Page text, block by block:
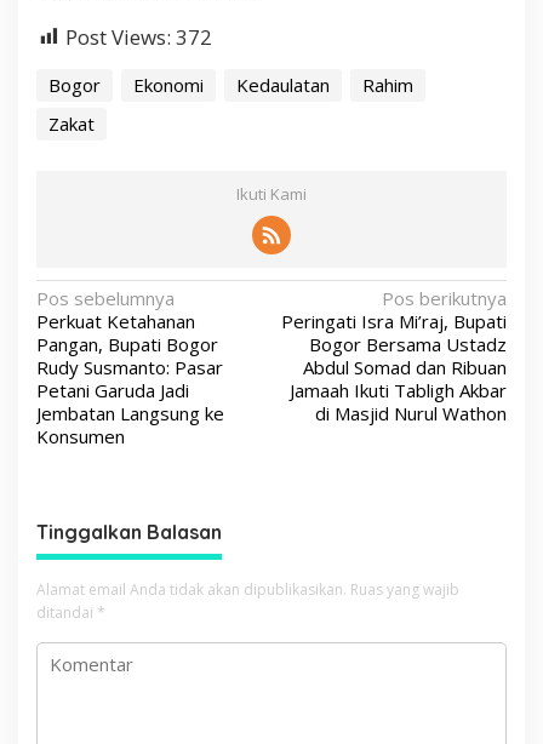
Post Views: 372
Bogor Ekonomi Kedaulatan
Rahim
Zakat
Ikuti Kami
N
a
v
i
g
i
p
o
s
Pos sebelumnya
Perkuat Ketahanan
Pangan, Bupati Bogor
Rudy Susmanto: Pasar
Petani Garuda Jadi
Jembatan Langsung ke
Konsumen
Pos berikutnya
Peringati Isra Mi’raj, Bupati
Bogor Bersama Ustadz
Abdul Somad dan Ribuan
Jamaah Ikuti Tabligh Akbar
di Masjid Nurul Wathon
Tinggalkan Balasan
Alamat email Anda tidak akan dipublikasikan. Ruas yang wajib
ditandai *